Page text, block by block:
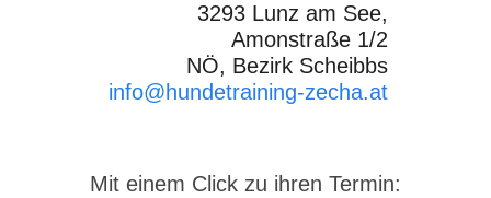
3293 Lunz am See,
Amonstraße 1/2
NÖ, Bezirk Scheibbs
info@hundetraining-zecha.at
Mit einem Click zu ihren Termin: